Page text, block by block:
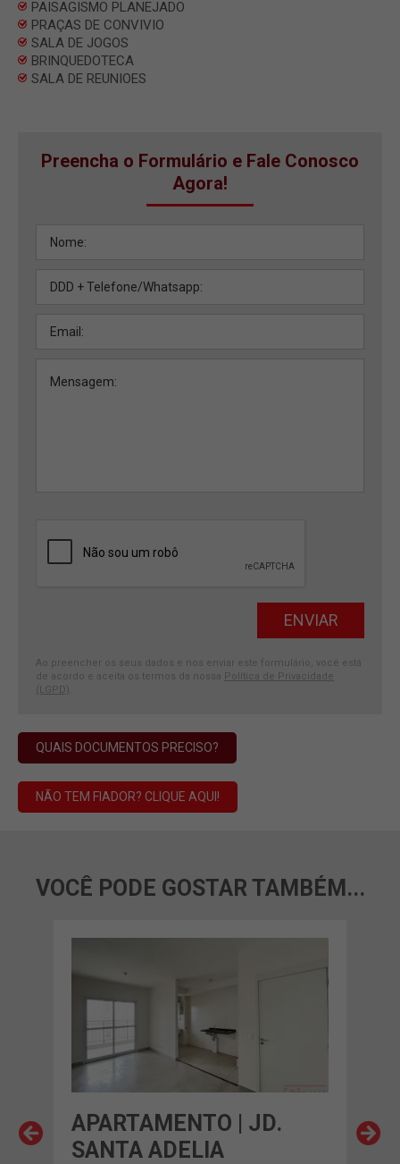
PAISAGISMO PLANEJADO
PRAÇAS DE CONVIVIO
SALA DE JOGOS
BRINQUEDOTECA
SALA DE REUNIOES
Preencha o Formulário e Fale Conosco
Agora!
Ao preencher os seus dados e nos enviar este formulário, você está
de acordo e aceita os termos da nossa Política de Privacidade
(LGPD)
QUAIS DOCUMENTOS PRECISO?
NÃO TEM FIADOR? CLIQUE AQUI!
VOCÊ PODE GOSTAR TAMBÉM...
APARTAMENTO | JD.
SANTA ADELIA